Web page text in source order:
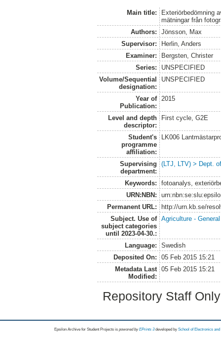
Main title:
Exteriörbedömning
mätningar från
Authors:
Jönsson, Max
Supervisor:
Herlin, Anders
Examiner:
Bergsten, Christer
Series:
UNSPECIFIED
Volume/Sequential
designation:
UNSPECIFIED
Year of
Publication:
2015
Level and depth
descriptor:
First cycle, G2E
Student's
programme
affiliation:
LK006
Supervising
department:
(LTJ, LTV) > Dept.
Keywords:
fotoanalys,
URN:NBN:
Permanent URL:
http://urn.kb.se/
Subject. Use of
subject categories
until 2023-04-30.:
Agriculture -
Language:
Swedish
Deposited On:
05 Feb 2015 15:21
Metadata Last
Modified:
05 Feb 2015 15:21
Repository Staff
Epsilon Archive for Student Projects is powored byEPrints 3 developed by School of Electronics